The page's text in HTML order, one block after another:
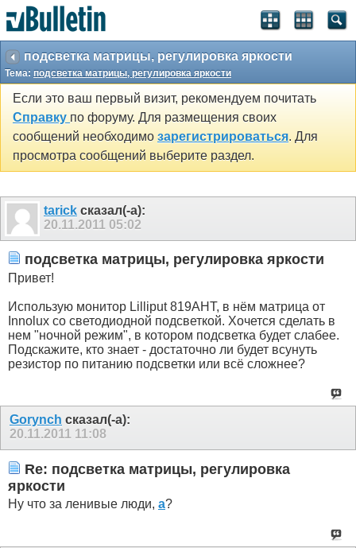
подсветка матрицы, регулировка яркости
Тема: подсветка матрицы, регулировка яркости
Если это ваш первый визит, рекомендуем почитать
Справку по форуму. Для размещения своих
сообщений необходимо зарегистрироваться. Для
просмотра сообщений выберите раздел.
tarick сказал(-а):
20.11.2011 05:02
подсветка матрицы, регулировка яркости
Привет!
Использую монитор Lilliput 819AHT, в нём матрица от
Innolux со светодиодной подсветкой. Хочется сделать в
нем "ночной режим", в котором подсветка будет слабее.
Подскажите, кто знает - достаточно ли будет всунуть
резистор по питанию подсветки или всё сложнее?
Gorynch сказал(-а):
20.11.2011 11:08
Re: подсветка матрицы, регулировка
яркости
Ну что за ленивые люди, а?